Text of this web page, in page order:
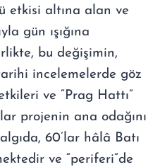
etkisi altına alan ve
gün ışığına
bu değişimin,
incelemelerde göz
ve “Prag Hattı”
projenin ana odağını
60’lar hâlâ Batı
ve “periferi”de